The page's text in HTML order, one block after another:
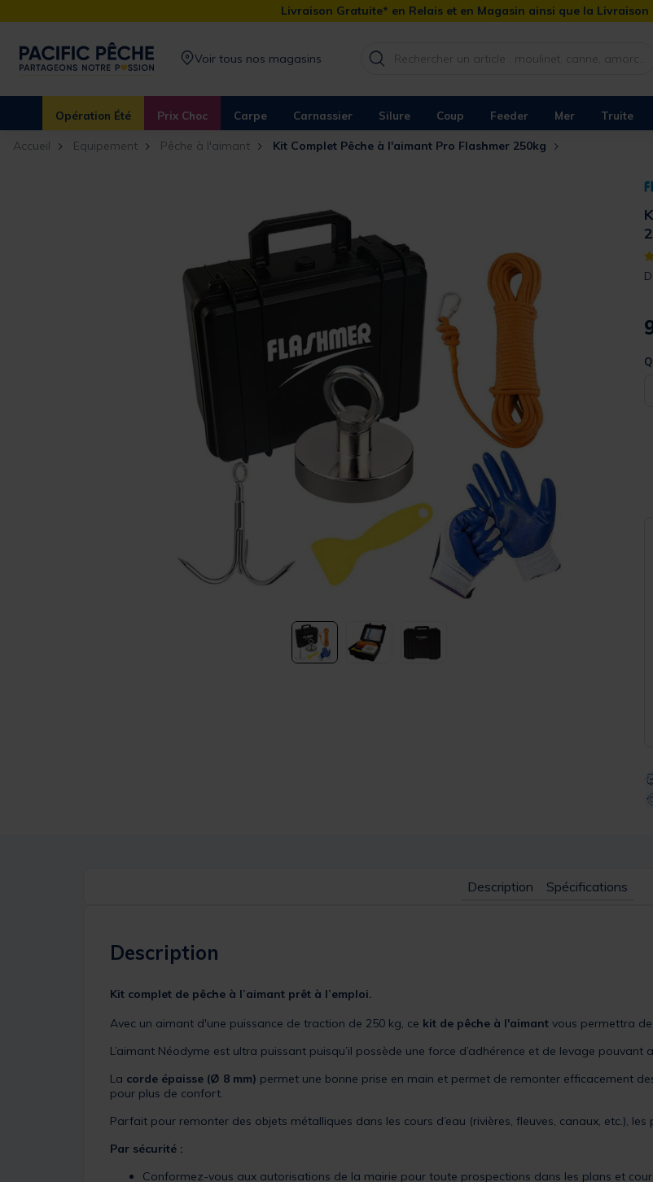
Livraison Gratuite* en Relais et en Magasin ainsi que la Livraison
Voir tous nos magasins
Opération Été Prix Choc Carpe Carnassier Silure Coup Feeder Mer Truite
Accueil Equipement Pêche à l'aimant Kit Complet Pêche à l'aimant Pro Flashmer 250kg
Description Spécifications
Description
Kit complet de pêche à l’aimant prêt à l’emploi.
Avec un aimant d'une puissance de traction de 250 kg, ce kit de pêche à l'aimant vous permettra
L’aimant Néodyme est ultra puissant puisqu’il possède une force d’adhérence et de levage pouvant
La corde épaisse (Ø 8 mm) permet une bonne prise en main et permet de remonter efficacement
pour plus de confort.
Parfait pour remonter des objets métalliques dans les cours d’eau (rivières, fleuves, canaux, etc.), les
Par sécurité :
Conformez-vous aux autorisations de la mairie pour toute prospections dans les plans et